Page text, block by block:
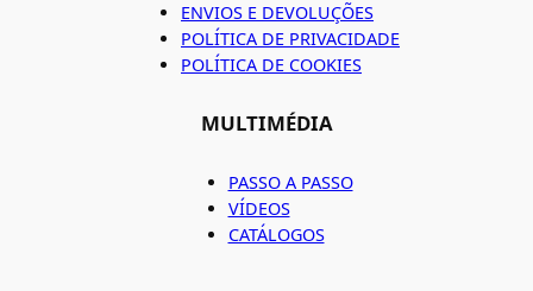
ENVIOS E DEVOLUÇÕES
POLÍTICA DE PRIVACIDADE
POLÍTICA DE COOKIES
MULTIMÉDIA
PASSO A PASSO
VÍDEOS
CATÁLOGOS